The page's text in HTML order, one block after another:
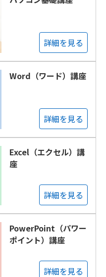
詳細を見る
Word（ワード）講座
詳細を見る
Excel（エクセル）講
座
詳細を見る
PowerPoint（パワー
ポイント）講座
詳細を見る